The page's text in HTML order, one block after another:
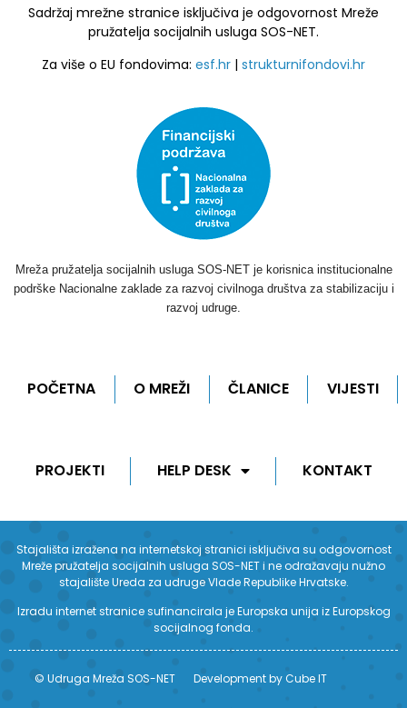
Sadržaj mrežne stranice isključiva je odgovornost Mreže
pružatelja socijalnih usluga SOS-NET.
Za više o EU fondovima: esf.hr | strukturnifondovi.hr
Mreža pružatelja socijalnih usluga SOS-NET je korisnica institucionalne
podrške Nacionalne zaklade za razvoj civilnoga društva za stabilizaciju i
razvoj udruge.
POČETNA O MREŽI ČLANICE VIJESTI
PROJEKTI HELP DESK KONTAKT
Stajališta izražena na internetskoj stranici isključiva su odgovornost
Mreže pružatelja socijalnih usluga SOS-NET i ne odražavaju nužno
stajalište Ureda za udruge Vlade Republike Hrvatske.
Izradu internet stranice sufinancirala je Europska unija iz Europskog
socijalnog fonda.
© Udruga Mreža SOS-NET Development by Cube IT